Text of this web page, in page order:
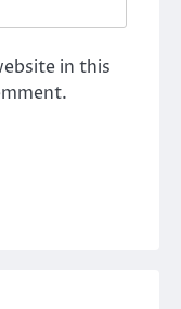
in this